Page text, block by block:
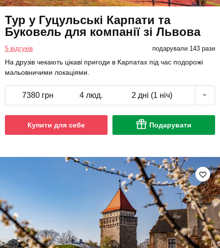
Тур у Гуцульські Карпати та
Буковель для компанії зі Львова
5 відгуків подарували 143 рази
На друзів чекають цікаві пригоди в Карпатах під час подорожі
мальовничими локаціями.
7380 грн 4 люд. 2 дні (1 ніч)
Купити для себе Подарувати